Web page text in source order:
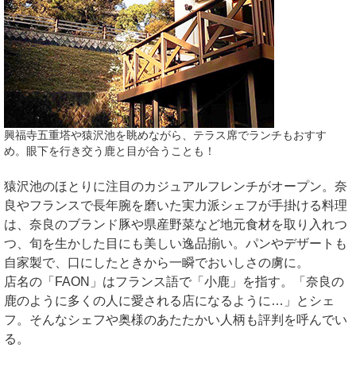
興福寺五重塔や猿沢池を眺めながら、テラス席でランチもおすす
め。眼下を行き交う鹿と目が合うことも！
猿沢池のほとりに注目のカジュアルフレンチがオープン。奈
良やフランスで長年腕を磨いた実力派シェフが手掛ける料理
は、奈良のブランド豚や県産野菜など地元食材を取り入れつ
つ、旬を生かした目にも美しい逸品揃い。パンやデザートも
自家製で、口にしたときから一瞬でおいしさの虜に。
店名の「FAON」はフランス語で「小鹿」を指す。「奈良の
鹿のように多くの人に愛される店になるように…」とシェ
フ。そんなシェフや奥様のあたたかい人柄も評判を呼んでい
る。